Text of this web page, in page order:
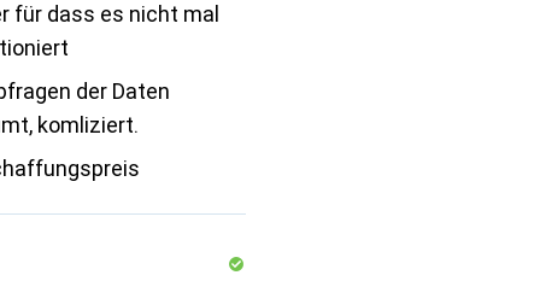
für dass es nicht mal
der Daten
komliziert.